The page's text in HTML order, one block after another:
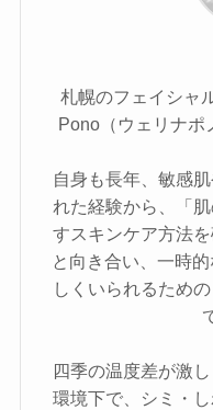
札幌のフェイシャ
Pono（ウェリナポ
自身も長年、敏感
れた経験から、「
すスキンケア方法
と向き合い、一時
しくいられるため
四季の温度差が激
環境下で、シミ・